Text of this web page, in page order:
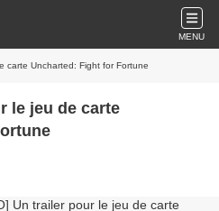
MENU
carte Uncharted: Fight for Fortune
le jeu de carte